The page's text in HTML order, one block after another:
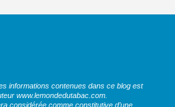
informations contenues dans ce blog est
www.lemondedutabac.com.
considérée comme constitutive d’une